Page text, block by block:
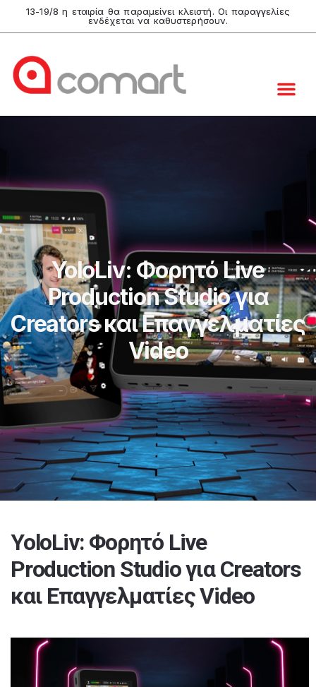
13-19/8 η εταιρία θα παραμείνει κλειστή. Οι παραγγελίες
ενδέχεται να καθυστερήσουν.
YoloLiv: Φορητό Live
Production Studio για
Creators και Επαγγελματίες
Video
YoloLiv: Φορητό Live
Production Studio για Creators
και Επαγγελματίες Video